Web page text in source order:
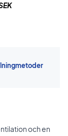
och en